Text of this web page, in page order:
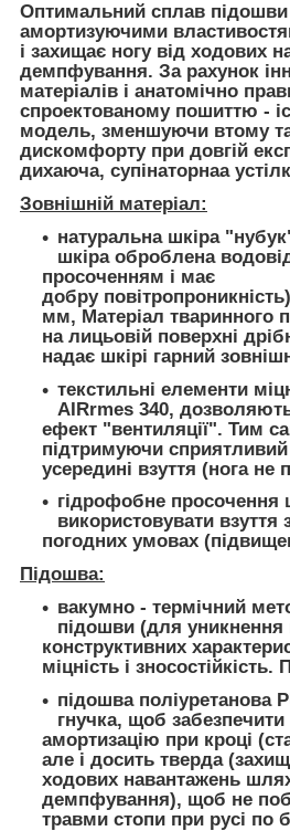
Оптимальний сплав підошви
амортизуючими
і захищає ногу від ходових
демпфування. За рахунок
матеріалів і анатомічно
спроектованому пошиттю -
модель, зменшуючи втому
дискомфорту при довгій
дихаюча, супінаторнаа
Зовнішній матеріал:
натуральна шкіра
шкіра оброблена
просоченням і має
добру
мм, Матеріал тваринного
на лицьовій поверхні
надає шкірі гарний
текстильні елементи
AIRrmes 340,
ефект "вентиляції". Тим
підтримуючи сприятливий
усередині взуття (нога не
гідрофобне просочення
використовувати взуття
погодних умовах
Підошва:
вакумно - термічний
підошви (для
конструктивних
міцність і зносостійкість.
підошва поліуретанова
гнучка, щоб забезпечити
амортизацію при кроці
але і досить тверда
ходових навантажень
демпфування), щоб не
травми стопи при русі по